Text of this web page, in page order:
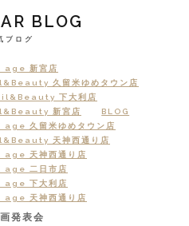
BLOG
ブログ
age 新宮店
久留米ゆめタウン店
下大利店
新宮店
BLOG
age 久留米ゆめタウン店
天神西通り店
age 天神西通り店
age 二日市店
age 下大利店
age 天神西通り店
発表会